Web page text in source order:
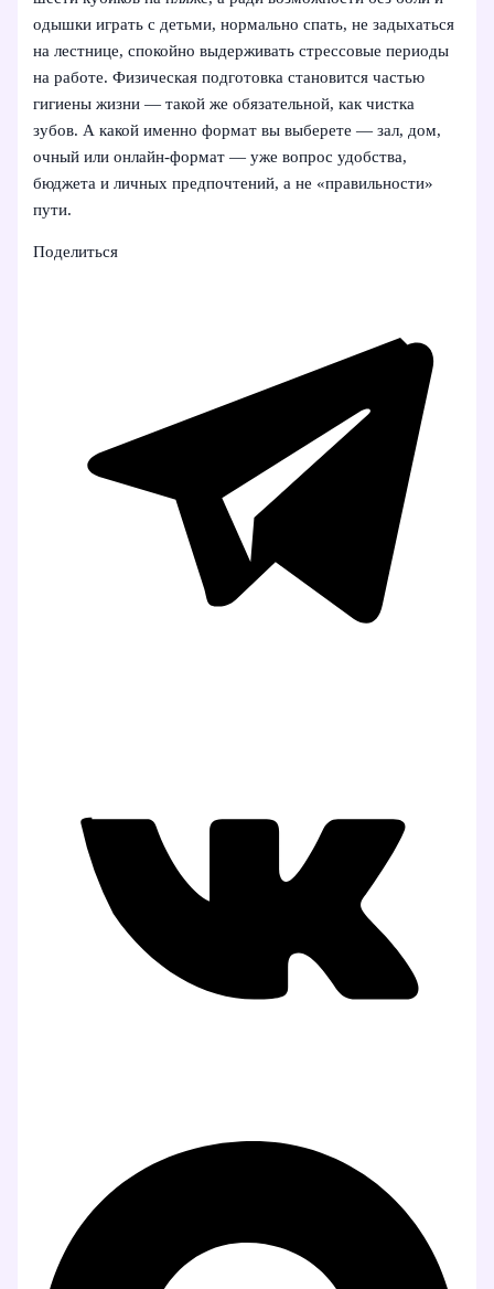
одышки играть с детьми, нормально спать, не задыхаться
на лестнице, спокойно выдерживать стрессовые периоды
на работе. Физическая подготовка становится частью
гигиены жизни — такой же обязательной, как чистка
зубов. А какой именно формат вы выберете — зал, дом,
очный или онлайн-формат — уже вопрос удобства,
бюджета и личных предпочтений, а не «правильности»
пути.
Поделиться